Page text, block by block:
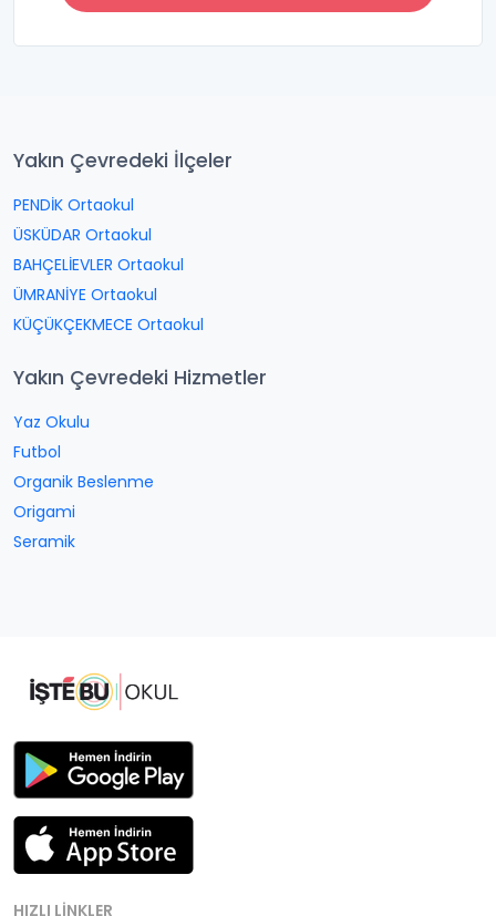
Yakın Çevredeki İlçeler
PENDİK Ortaokul
ÜSKÜDAR Ortaokul
BAHÇELİEVLER Ortaokul
ÜMRANİYE Ortaokul
KÜÇÜKÇEKMECE Ortaokul
Yakın Çevredeki Hizmetler
Yaz Okulu
Futbol
Organik Beslenme
Origami
Seramik
HIZLI LINKLER